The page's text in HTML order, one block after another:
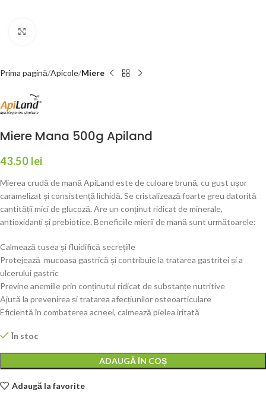
Prima pagină Apicole Miere
Miere Mana 500g Apiland
43.50 lei
Mierea crudă de mană ApiLand este de culoare brună, cu gust ușor
caramelizat și consistență lichidă. Se cristalizează foarte greu datorită
cantității mici de glucoză. Are un conținut ridicat de minerale,
antioxidanți și prebiotice. Beneficiile mierii de mană sunt următoarele:
Calmează tusea și fluidifică secrețiile
Protejează mucoasa gastrică și contribuie la tratarea gastritei și a
ulcerului gastric
Previne anemiile prin conținutul ridicat de substanțe nutritive
Ajută la prevenirea și tratarea afecțiunilor osteoarticulare
Eficientă în combaterea acneei, calmează pielea iritată
În stoc
ADAUGĂ ÎN COȘ
Adaugă la favorite